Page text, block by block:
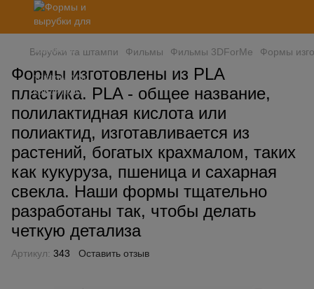
Вирубки та штампи Фильмы Фильмы 3DForMe Формы
Формы изготовлены из PLA
пластика. PLA - общее название,
полилактидная кислота или
полиактид, изготавливается из
растений, богатых крахмалом, таких
как кукуруза, пшеница и сахарная
свекла. Наши формы тщательно
разработаны так, чтобы делать
четкую детализа
Артикул: 343 Оставить отзыв